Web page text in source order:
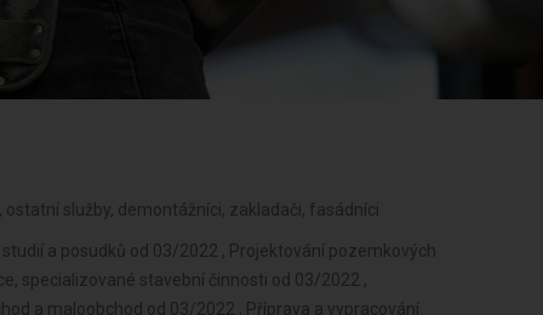
služby, demontážníci, zakladači, fasádníci
a posudků od 03/2022 , Projektování pozemkových
specializované stavební činnosti od 03/2022 ,
a maloobchod od 03/2022 , Příprava a vypracování